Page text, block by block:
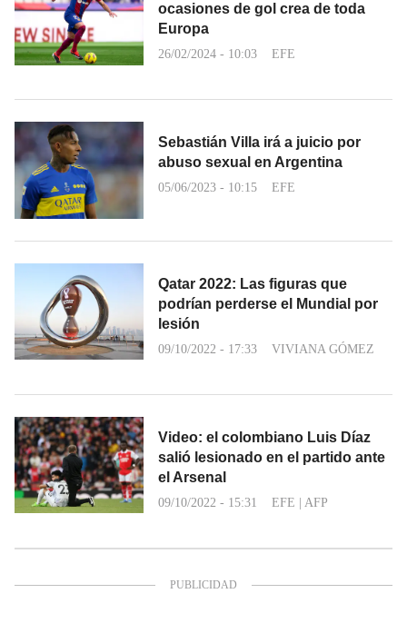
ocasiones de gol crea de toda
Europa
26/02/2024 - 10:03 EFE
Sebastián Villa irá a juicio por
abuso sexual en Argentina
05/06/2023 - 10:15 EFE
Qatar 2022: Las figuras que
podrían perderse el Mundial por
lesión
09/10/2022 - 17:33 VIVIANA GÓMEZ
Video: el colombiano Luis Díaz
salió lesionado en el partido ante
el Arsenal
09/10/2022 - 15:31 EFE | AFP